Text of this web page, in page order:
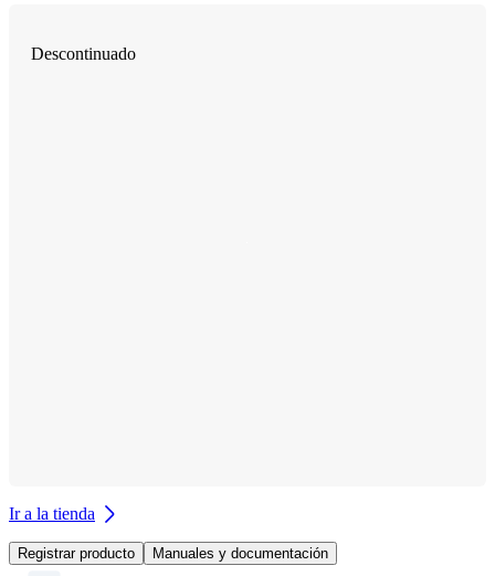
Descontinuado
Ir a la tienda
Registrar producto Manuales y documentación